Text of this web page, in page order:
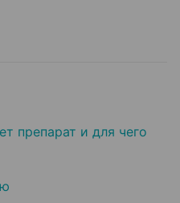
препарат и для чего